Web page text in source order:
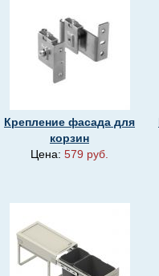
Крепление фасада для
корзин
Цена: 579 руб.